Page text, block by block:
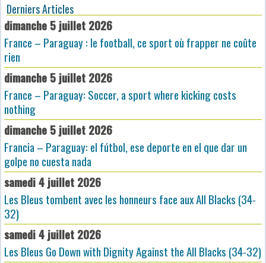
Derniers Articles
dimanche 5 juillet 2026
France – Paraguay : le football, ce sport où frapper ne coûte
rien
dimanche 5 juillet 2026
France – Paraguay: Soccer, a sport where kicking costs
nothing
dimanche 5 juillet 2026
Francia – Paraguay: el fútbol, ese deporte en el que dar un
golpe no cuesta nada
samedi 4 juillet 2026
Les Bleus tombent avec les honneurs face aux All Blacks (34-
32)
samedi 4 juillet 2026
Les Bleus Go Down with Dignity Against the All Blacks (34-32)